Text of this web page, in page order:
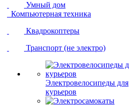
Умный дом
Компьютерная техника
Квадрокоптеры
Транспорт (не электро)
Электровелосипеды для
курьеров